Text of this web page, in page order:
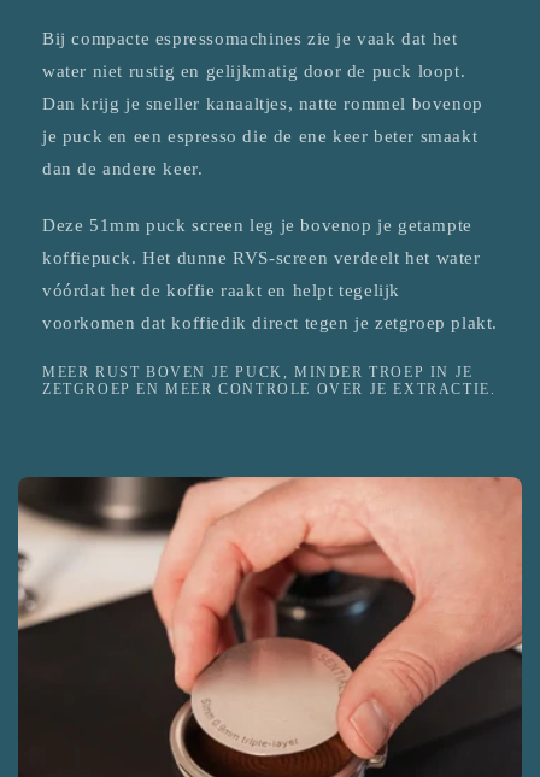
Bij compacte espressomachines zie je vaak dat het
water niet rustig en gelijkmatig door de puck loopt.
Dan krijg je sneller kanaaltjes, natte rommel bovenop
je puck en een espresso die de ene keer beter smaakt
dan de andere keer.
Deze 51mm puck screen leg je bovenop je getampte
koffiepuck. Het dunne RVS-screen verdeelt het water
vóórdat het de koffie raakt en helpt tegelijk
voorkomen dat koffiedik direct tegen je zetgroep plakt.
MEER RUST BOVEN JE PUCK, MINDER TROEP IN JE
ZETGROEP EN MEER CONTROLE OVER JE EXTRACTIE.